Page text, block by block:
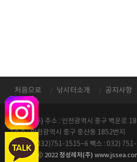
처음으로 낚시터소개 공지사항
정성레저(주) 주소 : 인천광역시 중구 백운로
구주소 : 인천광역시 중구 중산동 1852번지
전화번호: 032)751-1515~6 팩스 : 032)
copyright ⓒ 2022 정성레저(주)